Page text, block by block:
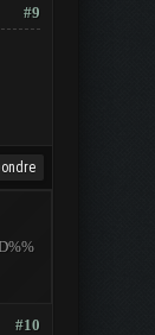
#9
#10